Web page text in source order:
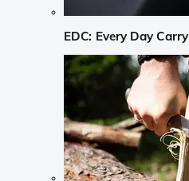
EDC: Every Day Carry